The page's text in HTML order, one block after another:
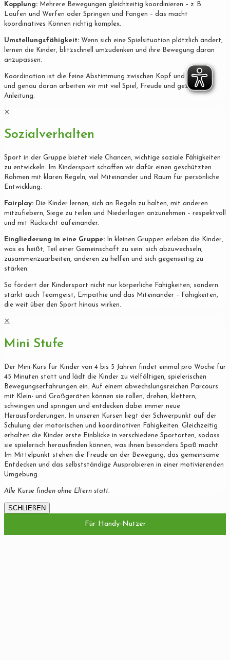
Kopplung: Mehrere Bewegungen gleichzeitig koordinieren – z. B.
Laufen und Werfen oder Springen und Fangen – das macht
koordinatives Können richtig komplex.
Umstellungsfähigkeit: Wenn sich eine Spielsituation plötzlich ändert,
lernen die Kinder, blitzschnell umzudenken und ihre Bewegung daran
anzupassen.
Koordination ist die feine Abstimmung zwischen Kopf und Körper –
und genau daran arbeiten wir mit viel Spiel, Freude und gezielter
Anleitung.
✕
Sozialverhalten
Sport in der Gruppe bietet viele Chancen, wichtige soziale Fähigkeiten
zu entwickeln. Im Kindersport schaffen wir dafür einen geschützten
Rahmen mit klaren Regeln, viel Miteinander und Raum für persönliche
Entwicklung.
Fairplay: Die Kinder lernen, sich an Regeln zu halten, mit anderen
mitzufiebern, Siege zu teilen und Niederlagen anzunehmen – respektvoll
und mit Rücksicht aufeinander.
Eingliederung in eine Gruppe: In kleinen Gruppen erleben die Kinder,
was es heißt, Teil einer Gemeinschaft zu sein: sich abzuwechseln,
zusammenzuarbeiten, anderen zu helfen und sich gegenseitig zu
stärken.
So fördert der Kindersport nicht nur körperliche Fähigkeiten, sondern
stärkt auch Teamgeist, Empathie und das Miteinander – Fähigkeiten,
die weit über den Sport hinaus wirken.
✕
Mini Stufe
Der Mini-Kurs für Kinder von 4 bis 5 Jahren findet einmal pro Woche für
45 Minuten statt und lädt die Kinder zu vielfältigen, spielerischen
Bewegungserfahrungen ein. Auf einem abwechslungsreichen Parcours
mit Klein- und Großgeräten können sie rollen, drehen, klettern,
schwingen und springen und entdecken dabei immer neue
Herausforderungen. In unseren Kursen liegt der Schwerpunkt auf der
Schulung der motorischen und koordinativen Fähigkeiten. Gleichzeitig
erhalten die Kinder erste Einblicke in verschiedene Sportarten, sodass
sie spielerisch herausfinden können, was ihnen besonders Spaß macht.
Im Mittelpunkt stehen die Freude an der Bewegung, das gemeinsame
Entdecken und das selbstständige Ausprobieren in einer motivierenden
Umgebung.
Alle Kurse finden ohne Eltern statt.
SCHLIEßEN
Für Handy-Nutzer